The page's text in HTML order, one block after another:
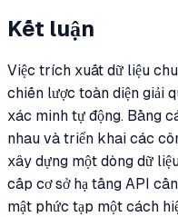
Kết luận
Việc trích xuất dữ liệu
chiến lược toàn diện giải
xác minh tự động. Bằng
nhau và triển khai các
xây dựng một dòng dữ
cấp cơ sở hạ tầng API
mật phức tạp một cách